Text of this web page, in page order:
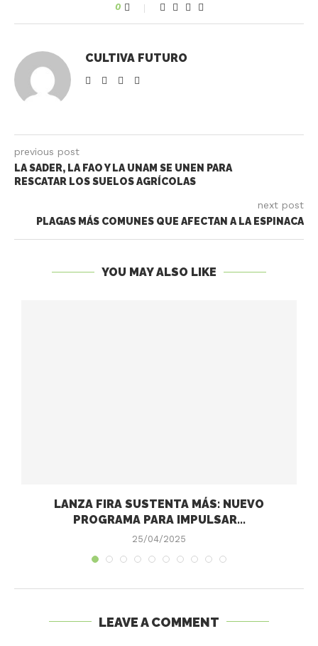
0
CULTIVA FUTURO
previous post
LA SADER, LA FAO Y LA UNAM SE UNEN PARA
RESCATAR LOS SUELOS AGRÍCOLAS
next post
PLAGAS MÁS COMUNES QUE AFECTAN A LA ESPINACA
YOU MAY ALSO LIKE
LANZA FIRA SUSTENTA MÁS: NUEVO
PROGRAMA PARA IMPULSAR...
25/04/2025
LEAVE A COMMENT